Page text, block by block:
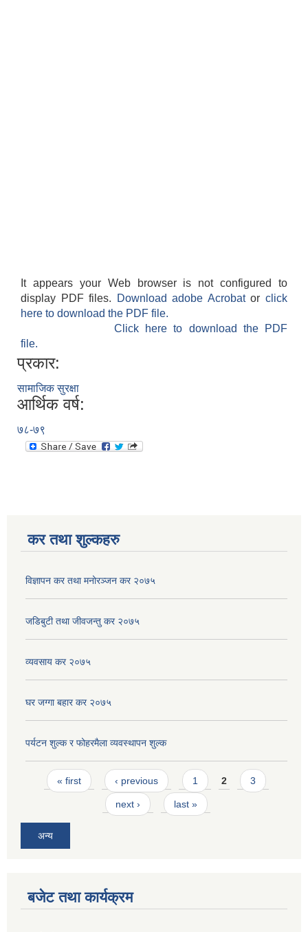
It appears your Web browser is not configured to
display PDF files.
Download adobe Acrobatorclick
here to download the PDF file.
Click here to download the PDF
file.
प्रकार:
सामाजिक सुरक्षा
आर्थिक वर्ष:
७८-७९
कर तथा शुल्कहरु
विज्ञापन कर तथा मनोरञ्जन कर २०७५
जडिबुटी तथा जीवजन्तु कर २०७५
व्यवसाय कर २०७५
घर जग्गा बहार कर २०७५
पर्यटन शुल्क र फोहरमैला व्यवस्थापन शुल्क
Pages
« first ‹ previous 1 2 3
next › last »
अन्य
बजेट तथा कार्यक्रम